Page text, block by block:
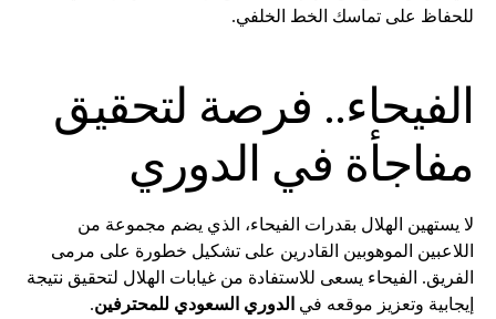
للحفاظ على تماسك الخط الخلفي.
الفيحاء.. فرصة لتحقيق
مفاجأة في الدوري
لا يستهين الهلال بقدرات الفيحاء، الذي يضم مجموعة من
اللاعبين الموهوبين القادرين على تشكيل خطورة على مرمى
الفريق. الفيحاء يسعى للاستفادة من غيابات الهلال لتحقيق نتيجة
إيجابية وتعزيز موقعه في الدوري السعودي للمحترفين.